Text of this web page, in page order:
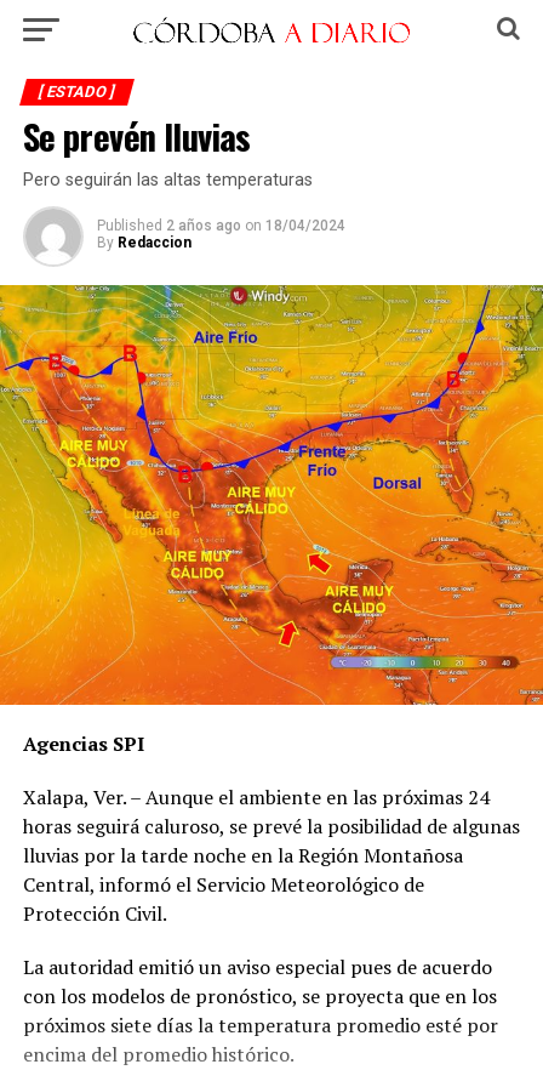
[ ESTADO ]
Se prevén lluvias
Pero seguirán las altas temperaturas
Published 2 años ago on 18/04/2024
By Redaccion
Agencias SPI
Xalapa, Ver. – Aunque el ambiente en las próximas 24
horas seguirá caluroso, se prevé la posibilidad de algunas
lluvias por la tarde noche en la Región Montañosa
Central, informó el Servicio Meteorológico de
Protección Civil.
La autoridad emitió un aviso especial pues de acuerdo
con los modelos de pronóstico, se proyecta que en los
próximos siete días la temperatura promedio esté por
encima del promedio histórico.